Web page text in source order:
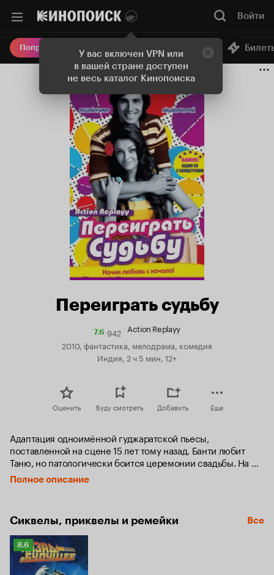
У вас включен VPN или
в вашей стране доступен
не весь каталог Кинопоиска
Войти
Попробовать Плюс Онлайн-кинотеатр
Переиграть судьбу
7.6Рейтинг
942 Action Replayy
2010, фантастика, мелодрама, комедия
Индия, 2 ч 5 мин, 12+
Оценить Буду смотреть Добавить Еще
Адаптация одноимённой гуджаратской пьесы,
поставленной на сцене 15 лет тому назад. Банти любит
Таню, но патологически боится церемонии свадьбы. На
35-летнем юбилее бракосочетания родителей ему
становится понятно, почему он так себя ведёт.
Полное описание
Сиквелы, приквелы и ремейки Все
Рейтинг
Кинопоиска
8.6
8.6